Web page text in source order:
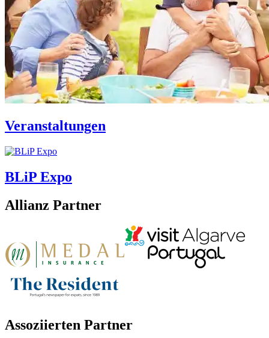
Veranstaltungen
BLiP Expo
Allianz Partner
Assoziierten Partner